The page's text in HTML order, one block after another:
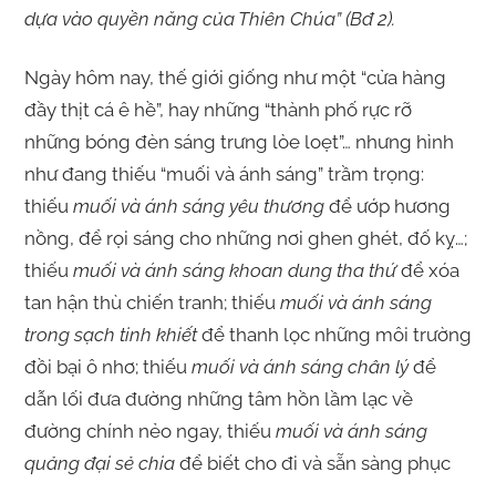
dựa vào quyền năng của Thiên Chúa” (Bđ 2).
Ngày hôm nay, thế giới giống như một “cửa hàng
đầy thịt cá ê hề”, hay những “thành phố rực rỡ
những bóng đèn sáng trưng lòe loẹt”… nhưng hình
như đang thiếu “muối và ánh sáng” trầm trọng:
thiếu muối và ánh sáng yêu thươngđể ướp hương
nồng, để rọi sáng cho những nơi ghen ghét, đố kỵ…;
thiếu muối và ánh sáng khoan dung tha thứđể xóa
tan hận thù chiến tranh; thiếu muối và ánh sáng
trong sạch tinh khiếtđể thanh lọc những môi trường
đồi bại ô nhơ; thiếu muối và ánh sáng chân lýđể
dẫn lối đưa đường những tâm hồn lầm lạc về
đường chính nẻo ngay, thiếu muối và ánh sáng
quảng đại sẻ chiađể biết cho đi và sẵn sàng phục